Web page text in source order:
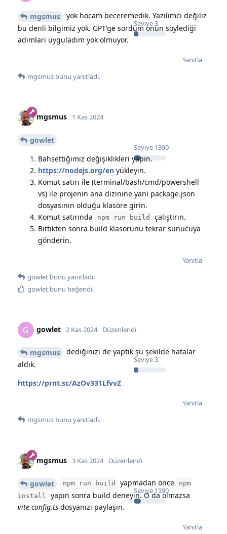
Seviye3
mgsmus
yok hocam beceremedik. Yazılımcı değiliz
bu denli bilgimiz yok. GPT’ge sordum onun söylediği
adımları uyguladım yok olmuyor.
Yanıtla
mgsmus bunu yanıtladı.
mgsmus
Seviye 1390
1 Kas 2024
gowlet
Bahsettiğimiz değişiklikleri yapın.
https://nodejs.org/en yükleyin.
Komut satırı ile (terminal/bash/cmd/powershell
vs) ile projenin ana dizinine yani package.json
dosyasının olduğu klasöre girin.
Komut satırında
npm run build
çalıştırın.
Bittikten sonra build klasörünü tekrar sunucuya
gönderin.
Yanıtla
gowlet bunu yanıtladı.
gowlet bunu beğendi.
G gowlet
Seviye3
2 Kas 2024 Düzenlendi
mgsmus
dediğinizi de yaptık şu şekilde hatalar
aldık.
https://prnt.sc/AzOv331LfvvZ
Yanıtla
mgsmus bunu yanıtladı.
mgsmus
Seviye1390
3 Kas 2024 Düzenlendi
gowlet npm run build yapmadan önce
npm
install
yapın sonra build deneyin. O da olmazsa
vite.config.ts dosyanızı paylaşın.
Yanıtla